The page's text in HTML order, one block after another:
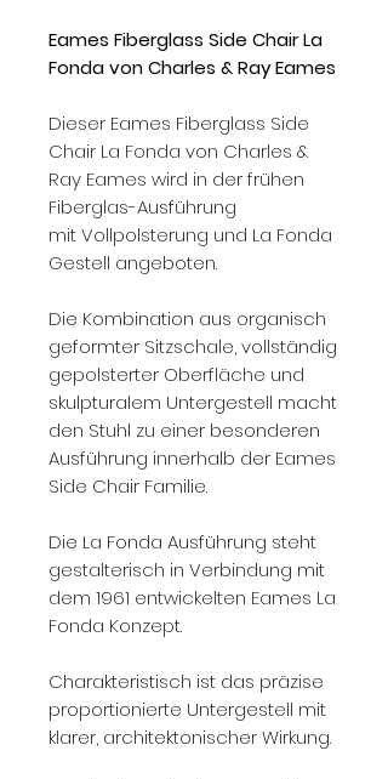
Eames Fiberglass Side Chair La
Fonda von Charles & Ray Eames
Dieser Eames Fiberglass Side
Chair La Fonda von Charles &
Ray Eames wird in der frühen
Fiberglas-Ausführung
mit Vollpolsterung und La Fonda
Gestell angeboten.
Die Kombination aus organisch
geformter Sitzschale, vollständig
gepolsterter Oberfläche und
skulpturalem Untergestell macht
den Stuhl zu einer besonderen
Ausführung innerhalb der Eames
Side Chair Familie.
Die La Fonda Ausführung steht
gestalterisch in Verbindung mit
dem 1961 entwickelten Eames La
Fonda Konzept.
Charakteristisch ist das präzise
proportionierte Untergestell mit
klarer, architektonischer Wirkung.